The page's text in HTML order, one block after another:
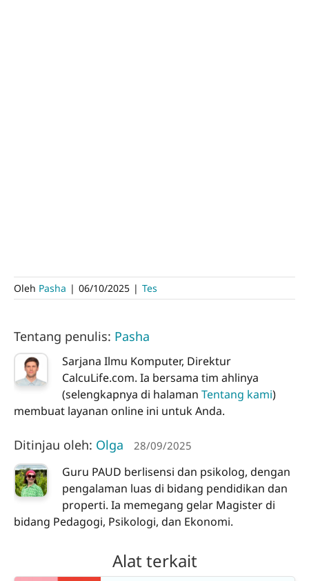
Oleh Pasha | 06/10/2025 | Tes
Tentang penulis: Pasha
Sarjana Ilmu Komputer, Direktur
CalcuLife.com. Ia bersama tim ahlinya
(selengkapnya di halaman Tentang kami)
membuat layanan online ini untuk Anda.
Ditinjau oleh: Olga 28/09/2025
Guru PAUD berlisensi dan psikolog, dengan
pengalaman luas di bidang pendidikan dan
properti. Ia memegang gelar Magister di
bidang Pedagogi, Psikologi, dan Ekonomi.
Alat terkait